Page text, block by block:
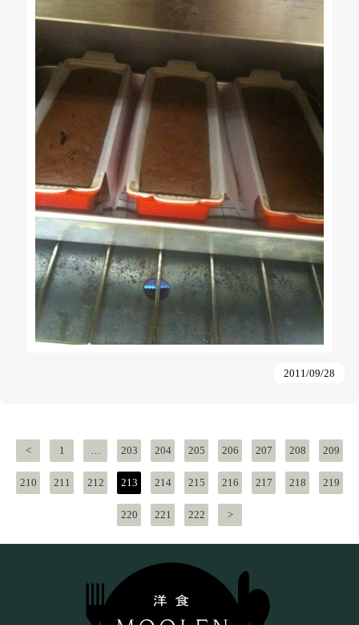
2011/09/28
稿
ナ
ゲ
シ
< 1 203 204 205 206 207 208 209
210 211 212 213 214 215 216 217 218 219
220 221 222 >